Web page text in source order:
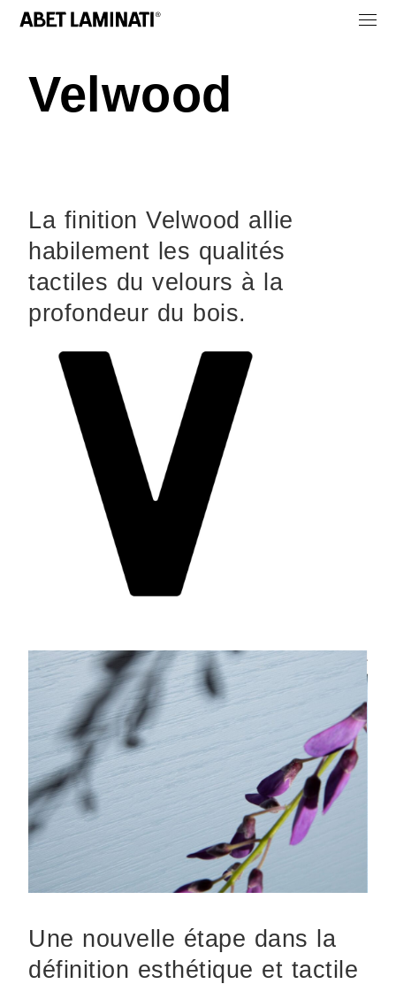
Velwood
La finition Velwood allie
habilement les qualités
tactiles du velours à la
profondeur du bois.
Une nouvelle étape dans la
définition esthétique et tactile